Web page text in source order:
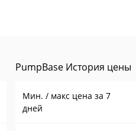
PumpBase История цены
Мин. / макс цена за 7
дней